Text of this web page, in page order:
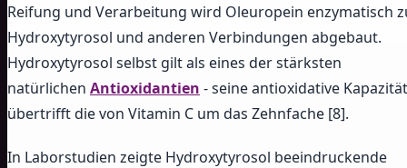
Reifung und Verarbeitung wird Oleuropein enzymatisch
Hydroxytyrosol und anderen Verbindungen abgebaut.
Hydroxytyrosol selbst gilt als eines der stärksten
natürlichen Antioxidantien - seine antioxidative Kapazität
übertrifft die von Vitamin C um das Zehnfache [8].
In Laborstudien zeigte Hydroxytyrosol beeindruckende